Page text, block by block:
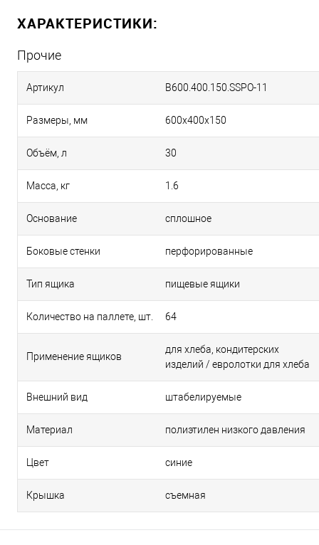
ХАРАКТЕРИСТИКИ:
Прочие
Артикул B600.400.150.SSPO-11
Размеры, мм 600х400х150
Объём, л 30
Масса, кг 1.6
Основание сплошное
Боковые стенки перфорированные
Тип ящика пищевые ящики
Количество на паллете, шт. 64
Применение ящиков
для хлеба, кондитерских
изделий / евролотки для хлеба
Внешний вид штабелируемые
Материал полиэтилен низкого давления
Цвет синие
Крышка съемная